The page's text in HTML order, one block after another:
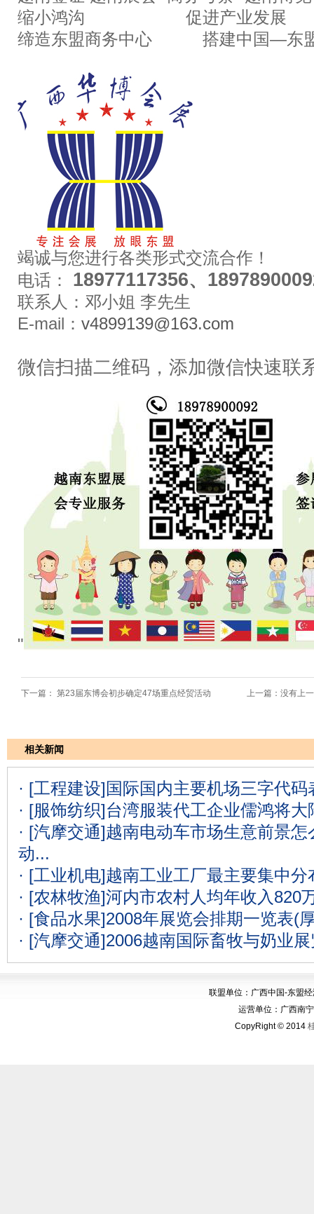
缩小鸿沟 促进产业发展
缔造东盟商务中心 搭建中国—东盟
竭诚与您进行各类形式交流合作！
电话： 18977117356、
联系人：邓小姐 李先生
E-mail： v4899139@163.com
微信扫描二维码，添加微信快速联
"
下一篇： 第23届东博会初步确定47场重点经贸活动 上一篇：没有上一
相关新闻
· [工程建设]国际国内主要机场三字代码
· [服饰纺织]台湾服装代工企业儒鸿将
· [汽摩交通]越南电动车市场生意前景怎
动...
· [工业机电]越南工业工厂最主要集中分
· [农林牧渔]河内市农村人均年收入820
· [食品水果]2008年展览会排期一览表(
· [汽摩交通]2006越南国际畜牧与奶业
联盟单位：广西中国-东盟
运营单位：广西南
CopyRight © 2014